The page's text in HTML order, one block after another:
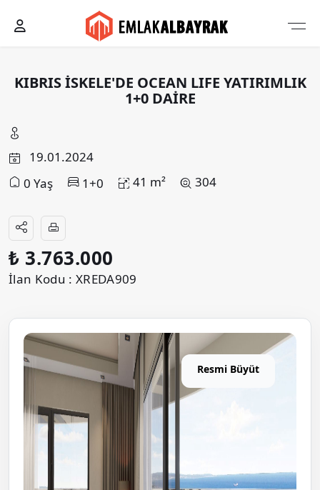
KIBRIS İSKELE'DE OCEAN LIFE YATIRIMLIK
1+0 DAİRE
19.01.2024
0 Yaş
1+0 41 m² 304
₺ 3.763.000
İlan Kodu : XREDA909
Resmi Büyüt